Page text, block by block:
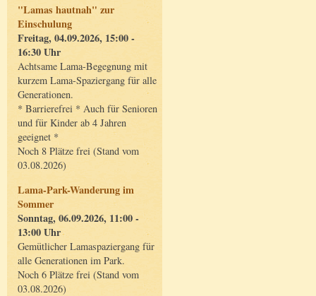
"Lamas hautnah" zur
Einschulung
Freitag, 04.09.2026, 15:00 -
16:30 Uhr
Achtsame Lama-Begegnung mit
kurzem Lama-Spaziergang für alle
Generationen.
* Barrierefrei * Auch für Senioren
und für Kinder ab 4 Jahren
geeignet *
Noch 8 Plätze frei (Stand vom
03.08.2026)
Lama-Park-Wanderung im
Sommer
Sonntag, 06.09.2026, 11:00 -
13:00 Uhr
Gemütlicher Lamaspaziergang für
alle Generationen im Park.
Noch 6 Plätze frei (Stand vom
03.08.2026)